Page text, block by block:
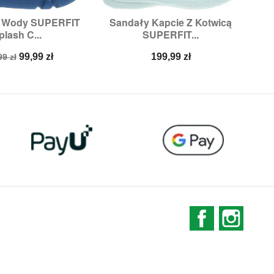
SUPERFIT
C...
zł Cena
99,99 zł
podgląd
35
Sandały Kapcie Z Kotwicą
SUPERFIT...
Cena
199,99 zł
Szybki podgląd
Rozmiary:21
Facebook